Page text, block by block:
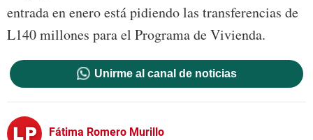
entrada en enero está pidiendo las transferencias de
L140 millones para el Programa de Vivienda.
Unirme al canal de noticias
Fátima Romero Murillo